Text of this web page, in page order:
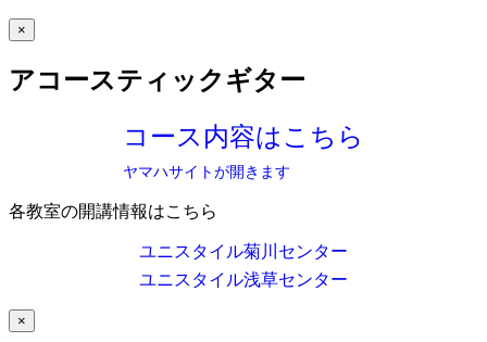
×
アコースティックギター
コース内容はこちら
ヤマハサイトが開きます
各教室の開講情報はこちら
ユニスタイル菊川センター
ユニスタイル浅草センター
×